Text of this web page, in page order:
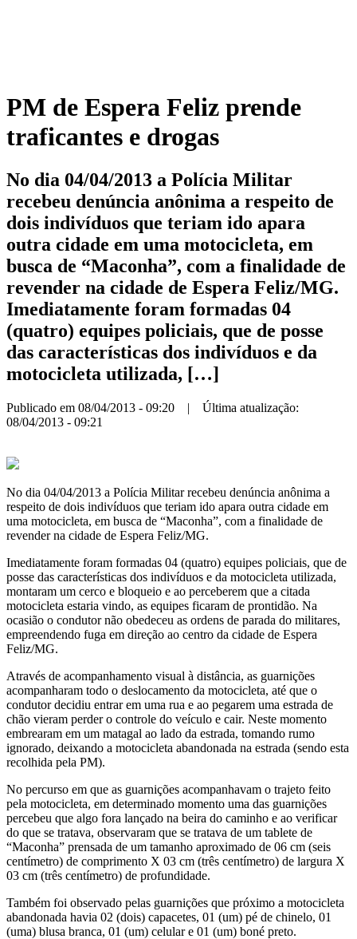
PM de Espera Feliz prende
traficantes e drogas
No dia 04/04/2013 a Polícia Militar
recebeu denúncia anônima a respeito de
dois indivíduos que teriam ido apara
outra cidade em uma motocicleta, em
busca de “Maconha”, com a finalidade de
revender na cidade de Espera Feliz/MG.
Imediatamente foram formadas 04
(quatro) equipes policiais, que de posse
das características dos indivíduos e da
motocicleta utilizada, […]
Publicado em 08/04/2013 - 09:20 | Última atualização:
08/04/2013 - 09:21
No dia 04/04/2013 a Polícia Militar recebeu denúncia anônima a
respeito de dois indivíduos que teriam ido apara outra cidade em
uma motocicleta, em busca de “Maconha”, com a finalidade de
revender na cidade de Espera Feliz/MG.
Imediatamente foram formadas 04 (quatro) equipes policiais, que de
posse das características dos indivíduos e da motocicleta utilizada,
montaram um cerco e bloqueio e ao perceberem que a citada
motocicleta estaria vindo, as equipes ficaram de prontidão. Na
ocasião o condutor não obedeceu as ordens de parada do militares,
empreendendo fuga em direção ao centro da cidade de Espera
Feliz/MG.
Através de acompanhamento visual à distância, as guarnições
acompanharam todo o deslocamento da motocicleta, até que o
condutor decidiu entrar em uma rua e ao pegarem uma estrada de
chão vieram perder o controle do veículo e cair. Neste momento
embrearam em um matagal ao lado da estrada, tomando rumo
ignorado, deixando a motocicleta abandonada na estrada (sendo esta
recolhida pela PM).
No percurso em que as guarnições acompanhavam o trajeto feito
pela motocicleta, em determinado momento uma das guarnições
percebeu que algo fora lançado na beira do caminho e ao verificar
do que se tratava, observaram que se tratava de um tablete de
“Maconha” prensada de um tamanho aproximado de 06 cm (seis
centímetro) de comprimento X 03 cm (três centímetro) de largura X
03 cm (três centímetro) de profundidade.
Também foi observado pelas guarnições que próximo a motocicleta
abandonada havia 02 (dois) capacetes, 01 (um) pé de chinelo, 01
(uma) blusa branca, 01 (um) celular e 01 (um) boné preto.